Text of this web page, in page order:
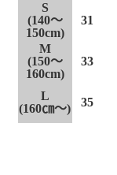
S
(140～
150cm)
31
M
(150～
160cm)
33
L
(160㎝～)
35